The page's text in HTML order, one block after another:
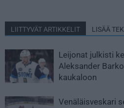
LIITTYVÄT ARTIKKELIT LISÄÄ
Leijonat julkisti
Aleksander
kaukaloon
Venäläisveskari